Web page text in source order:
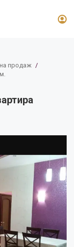
продаж /